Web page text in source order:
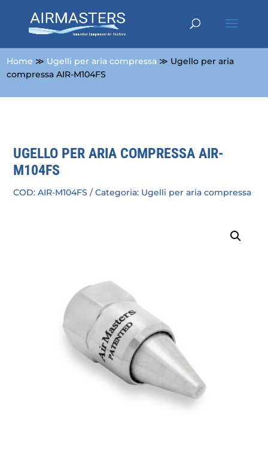
Home ≫ Ugelli per aria compressa ≫ Ugello per aria
compressa AIR-M104FS
UGELLO PER ARIA COMPRESSA AIR-
M104FS
COD:AIR-M104FS Categoria: Ugelli per aria compressa